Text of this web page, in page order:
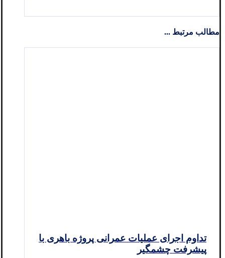
مطالب مرتبط ...
تداوم اجرای عملیات عمرانی پروژه باهری با
پیشرفت چشمگیر